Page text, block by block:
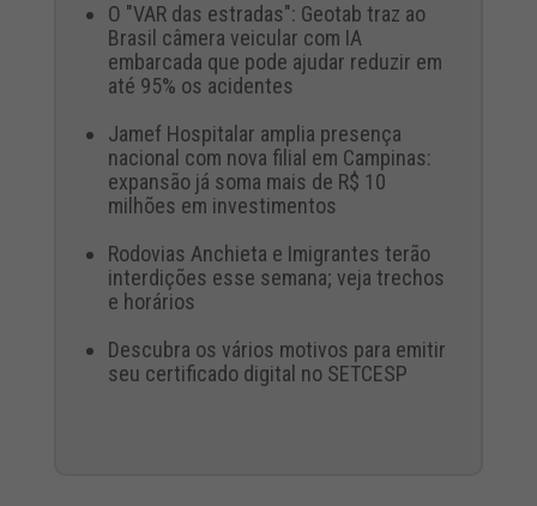
O "VAR das estradas": Geotab traz ao
Brasil câmera veicular com IA
embarcada que pode ajudar reduzir em
até 95% os acidentes
Jamef Hospitalar amplia presença
nacional com nova filial em Campinas:
expansão já soma mais de R$ 10
milhões em investimentos
Rodovias Anchieta e Imigrantes terão
interdições esse semana; veja trechos
e horários
Descubra os vários motivos para emitir
seu certificado digital no SETCESP